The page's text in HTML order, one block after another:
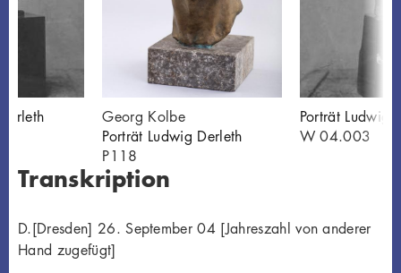
Georg Kolbe
Porträt Ludwig Derleth
P118
Porträt Ludwig
W 04.003
Transkription
D.[Dresden] 26. September 04 [Jahreszahl von anderer
Hand zugefügt]